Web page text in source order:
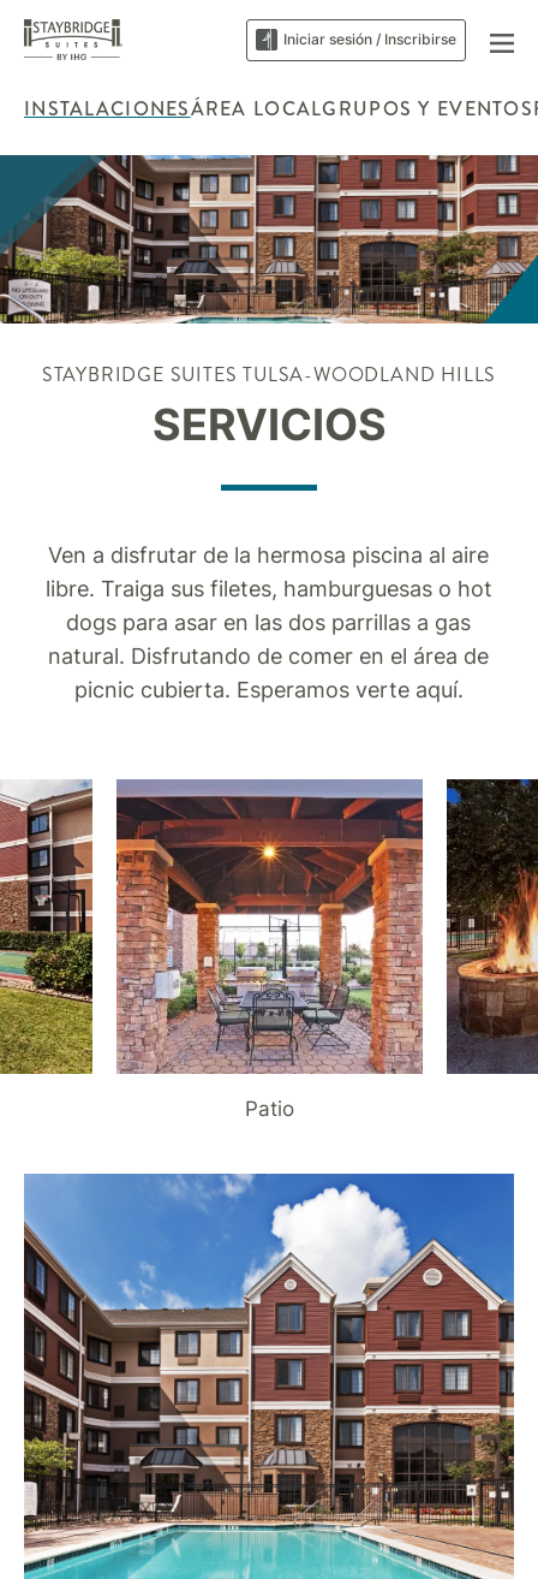
Iniciar sesión / Inscribirse
INSTALACIONESÁREA LOCALGRUPOS Y EVENTOS
STAYBRIDGE SUITES TULSA-WOODLAND HILLS
SERVICIOS
Ven a disfrutar de la hermosa piscina al aire
libre. Traiga sus filetes, hamburguesas o hot
dogs para asar en las dos parrillas a gas
natural. Disfrutando de comer en el área de
picnic cubierta. Esperamos verte aquí.
Patio